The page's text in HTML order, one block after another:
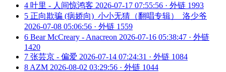
4 叶里 - 人间惊鸿客 2026-07-17 07:55:56 · 外链 1993
5 正向欺骗 (病娇向)_小小无猜（翻唱专辑）_洛少爷
2026-07-08 05:06:56 · 外链 1559
6 Bear McCreary - Anacreon 2026-07-16 05:38:47 · 外链
1420
7 张芸京 - 偏爱 2026-07-14 07:24:31 · 外链 1084
8 AZM 2026-08-02 03:29:56 · 外链 1044